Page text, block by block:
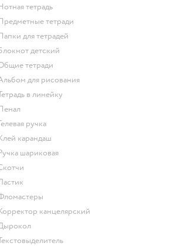
Нотная тетрадь
Предметные тетради
Папки для тетрадей
Блокнот детский
Общие тетради
Альбом для рисования
Тетрадь в линейку
Пенал
Гелевая ручка
Клей карандаш
Ручка шариковая
Скотчи
Ластик
Фломастеры
Корректор канцелярский
Дырокол
Текстовыделитель